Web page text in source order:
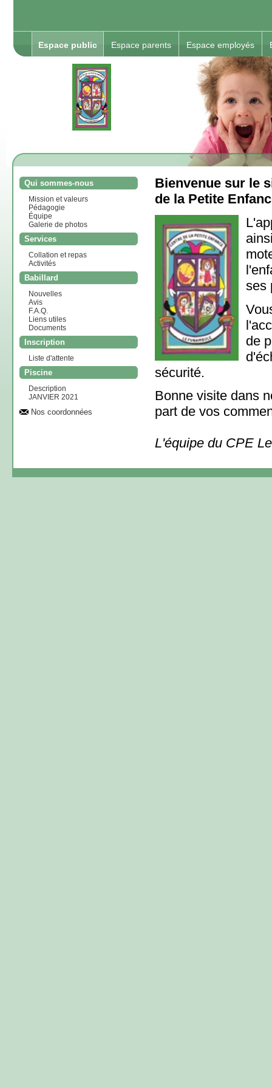
Espace public Espace parents Espace employés
Qui sommes-nous
Mission et valeurs
Pédagogie
Équipe
Galerie de photos
Services
Collation et repas
Activités
Babillard
Nouvelles
Avis
F.A.Q.
Liens utiles
Documents
Inscription
Liste d'attente
Piscine
Description
JANVIER 2021
Nos coordonnées
Bienvenue sur le
de la Petite
ses
de
sécurité.
Bonne visite dans
part de vos
L'équipe du CPE